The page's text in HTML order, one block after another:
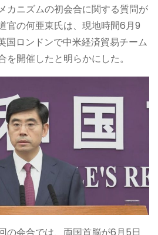
カニズムの初会合に関する質問が
官の何亜東氏は、現地時間6月9
国ロンドンで中米経済貿易チーム
開催したと明らかにした。
の会合では、両国首脳が6月5日